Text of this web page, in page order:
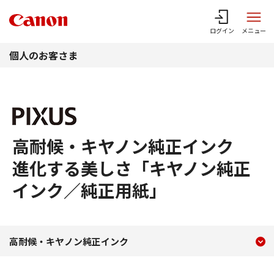
ログイン メニュー
個人のお客さま
高耐候・キヤノン純正インク
進化する美しさ「キヤノン純正
インク／純正用紙」
高耐候・キヤノン純正イ
高耐候・キヤノン純正インク